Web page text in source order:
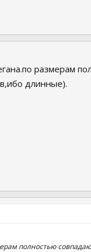
размерам
длинные).
полностью